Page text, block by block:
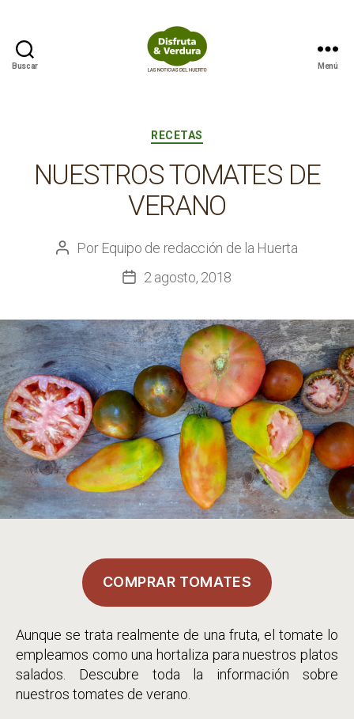
Buscar Menú
Categorías
RECETAS
NUESTROS TOMATES DE
VERANO
Autor
Por Equipo de redacción de la Huerta
Fecha
la
entrada
2 agosto, 2018
COMPRAR TOMATES
Aunque se trata realmente de una fruta, el tomate lo
empleamos como una hortaliza para nuestros platos
salados. Descubre toda la información sobre
nuestros tomates de verano.